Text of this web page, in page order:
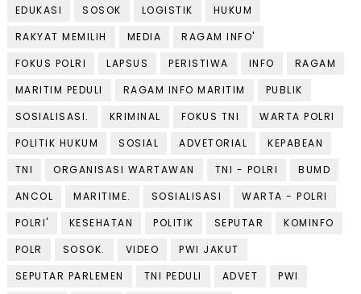
EDUKASI
SOSOK LOGISTIK
HUKUM
RAKYAT MEMILIH
MEDIA
RAGAM INFO'
FOKUS POLRI
LAPSUS PERISTIWA INFO
RAGAM
MARITIM PEDULI
RAGAM INFO MARITIM
PUBLIK
SOSIALISASI.
KRIMINAL FOKUS TNI
WARTA POLRI
POLITIK HUKUM
SOSIAL ADVETORIAL
KEPABEAN
TNI
ORGANISASI WARTAWAN TNI - POLRI
BUMD
ANCOL
MARITIME. SOSIALISASI
WARTA - POLRI
POLRI'
KESEHATAN POLITIK SEPUTAR
KOMINFO
POLR
SOSOK. VIDEO
PWI JAKUT
SEPUTAR PARLEMEN
TNI PEDULI ADVET
PWI